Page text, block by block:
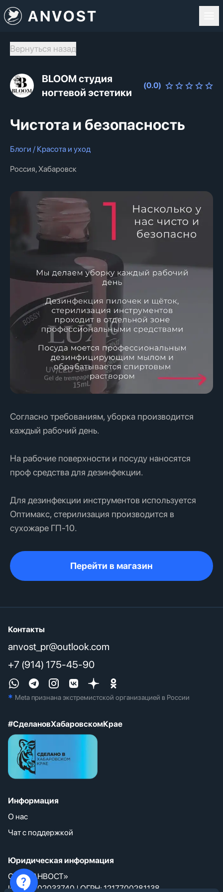
ANVOST
Вернуться назад
BLOOM студия
ногтевой эстетики
(0.0)
Чистота и безопасность
Блоги / Красота и уход
Россия, Хабаровск
Согласно требованиям, уборка производится
каждый рабочий день.
На рабочие поверхности и посуду наносятся
проф средства для дезинфекции.
Для дезинфекции инструментов используется
Оптимакс, стерилизация производится в
сухожаре ГП-10.
Перейти в магазин
Контакты
anvost_pr@outlook.com
+7 (914) 175-45-90
* Meta признана экстремистcкой организацией в России
#СделановХабаровскомКрае
Информация
О нас
Чат с поддержкой
Юридическая информация
ООО «АНВОСТ»
ИНН: 9702033740 | ОГРН: 1217700281138